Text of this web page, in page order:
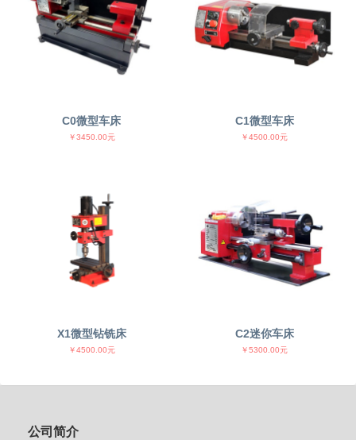
C0微型车床
￥3450.00元
C1微型车床
￥4500.00元
X1微型钻铣床
￥4500.00元
C2迷你车床
￥5300.00元
公司简介